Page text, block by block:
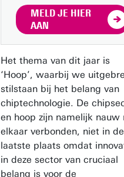
MELD JE HIER
AAN
Het thema van dit jaar is
‘Hoop’, waarbij we
stilstaan bij het belang van
chiptechnologie. De
en hoop zijn namelijk nauw
elkaar verbonden, niet in de
laatste plaats omdat
in deze sector van cruciaal
belang is voor de